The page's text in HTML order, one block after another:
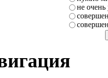
не очень